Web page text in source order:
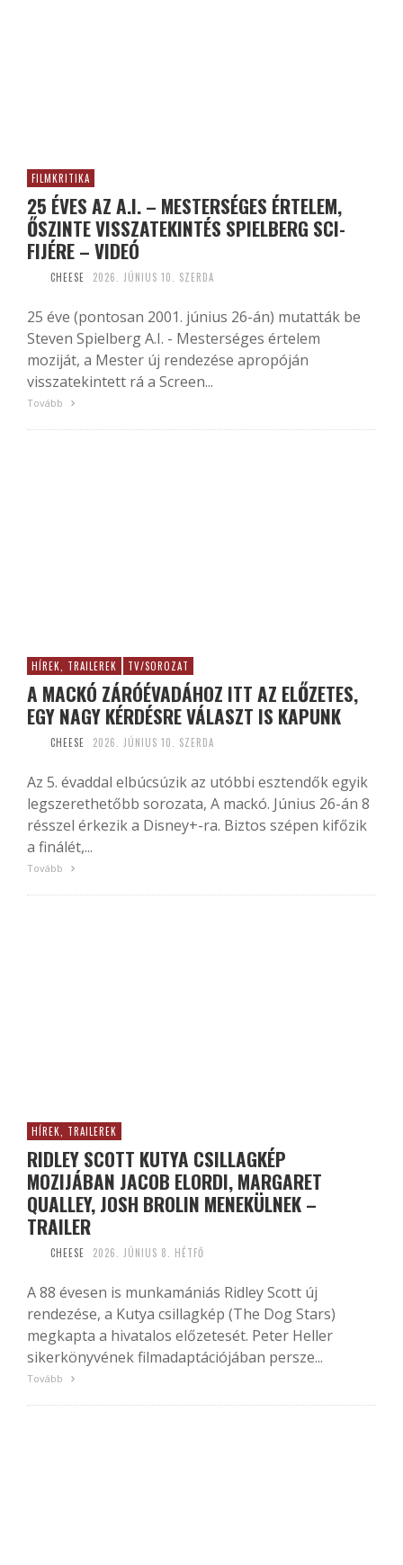
FILMKRITIKA
25 ÉVES AZ A.I. – MESTERSÉGES ÉRTELEM,
ŐSZINTE VISSZATEKINTÉS SPIELBERG SCI-
FIJÉRE – VIDEÓ
CHEESE 2026. JÚNIUS 10. SZERDA
25 éve (pontosan 2001. június 26-án) mutatták be
Steven Spielberg A.I. - Mesterséges értelem
moziját, a Mester új rendezése apropóján
visszatekintett rá a Screen...
Tovább
HÍREK, TRAILEREK TV/SOROZAT
A MACKÓ ZÁRÓÉVADÁHOZ ITT AZ ELŐZETES,
EGY NAGY KÉRDÉSRE VÁLASZT IS KAPUNK
CHEESE 2026. JÚNIUS 10. SZERDA
Az 5. évaddal elbúcsúzik az utóbbi esztendők egyik
legszerethetőbb sorozata, A mackó. Június 26-án 8
résszel érkezik a Disney+-ra. Biztos szépen kifőzik
a finálét,...
Tovább
HÍREK, TRAILEREK
RIDLEY SCOTT KUTYA CSILLAGKÉP
MOZIJÁBAN JACOB ELORDI, MARGARET
QUALLEY, JOSH BROLIN MENEKÜLNEK –
TRAILER
CHEESE 2026. JÚNIUS 8. HÉTFŐ
A 88 évesen is munkamániás Ridley Scott új
rendezése, a Kutya csillagkép (The Dog Stars)
megkapta a hivatalos előzetesét. Peter Heller
sikerkönyvének filmadaptációjában persze...
Tovább